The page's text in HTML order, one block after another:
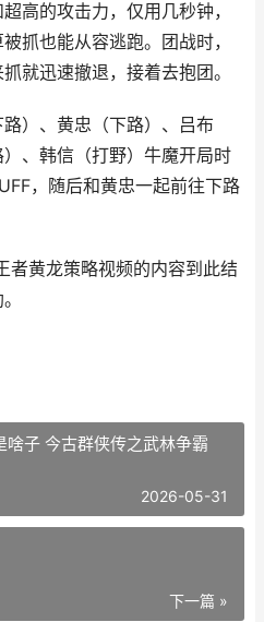
高的攻击力，仅用几秒钟，
抓也能从容逃跑。团战时，
就迅速撤退，接着去抱团。
路）、黄忠（下路）、吕布
）、韩信（打野）牛魔开局时
，随后和黄忠一起前往下路
者黄龙策略视频的内容到此结
子 今古群侠传之武林争霸
2026-05-31
下一篇 »